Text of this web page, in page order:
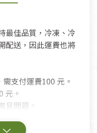
最佳品質，冷凍、冷
配送，因此運費也將
支付運費100 元。
元。
見問題。